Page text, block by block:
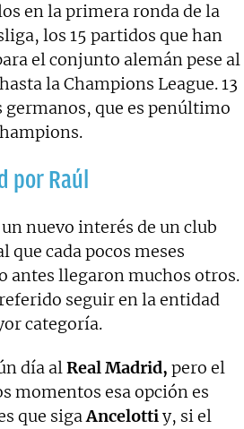
en la primera ronda de la
los 15 partidos que han
el conjunto alemán pese al
la Champions League. 13
germanos, que es penúltimo
por Raúl
nuevo interés de un club
que cada pocos meses
antes llegaron muchos otros.
seguir en la entidad
categoría.
día alReal Madrid, pero el
momentos esa opción es
que sigaAncelottiy, si el